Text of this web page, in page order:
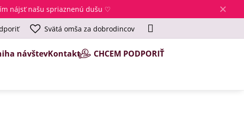
✕
nájsť našu spriaznenú dušu ♡
Svätá omša za dobrodincov
návštevKontakt CHCEM PODPORIŤ